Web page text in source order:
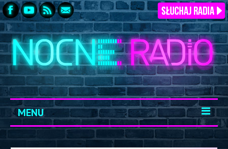
MENU
START